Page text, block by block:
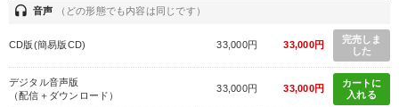
headset 音声 （どの形態でも内容は同じです）
CD版(簡易版CD) 33,000円 33,000円
完売しま
した
デジタル音声版
（配信＋ダウンロード）
33,000円 33,000円
カートに
入れる